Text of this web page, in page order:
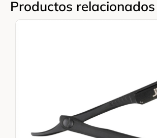
Productos relacionados